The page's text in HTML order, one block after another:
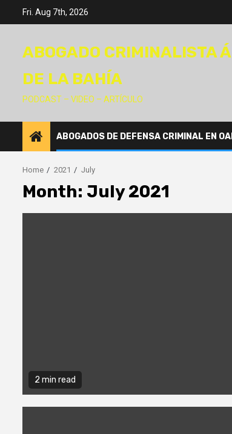
Fri. Aug 7th, 2026
ABOGADO CRIMINALISTA
DE LA BAHÍA
PODCAST – VIDEO – ARTÍCULO
ABOGADOS DE DEFENSA CRIMINAL EN
Home 2021 July
Month: July 2021
2 min read